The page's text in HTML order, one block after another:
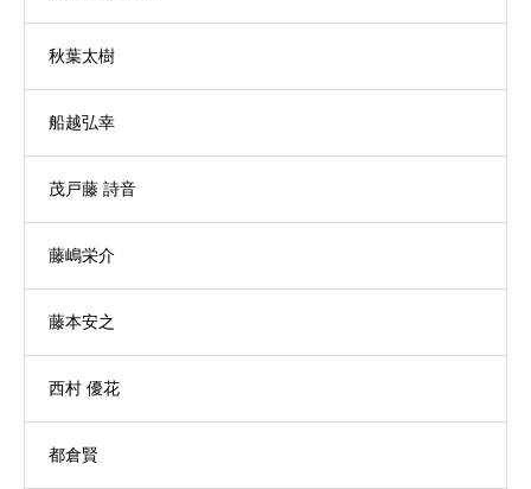
秋葉太樹
船越弘幸
茂戸藤 詩音
藤嶋栄介
藤本安之
西村 優花
都倉賢